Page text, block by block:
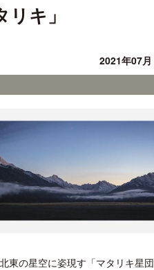
キ」
2021年07
東の星空に姿現す「マタリキ星